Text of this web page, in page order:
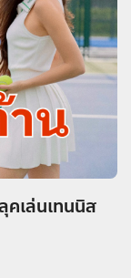
คเล่นเทนนิส